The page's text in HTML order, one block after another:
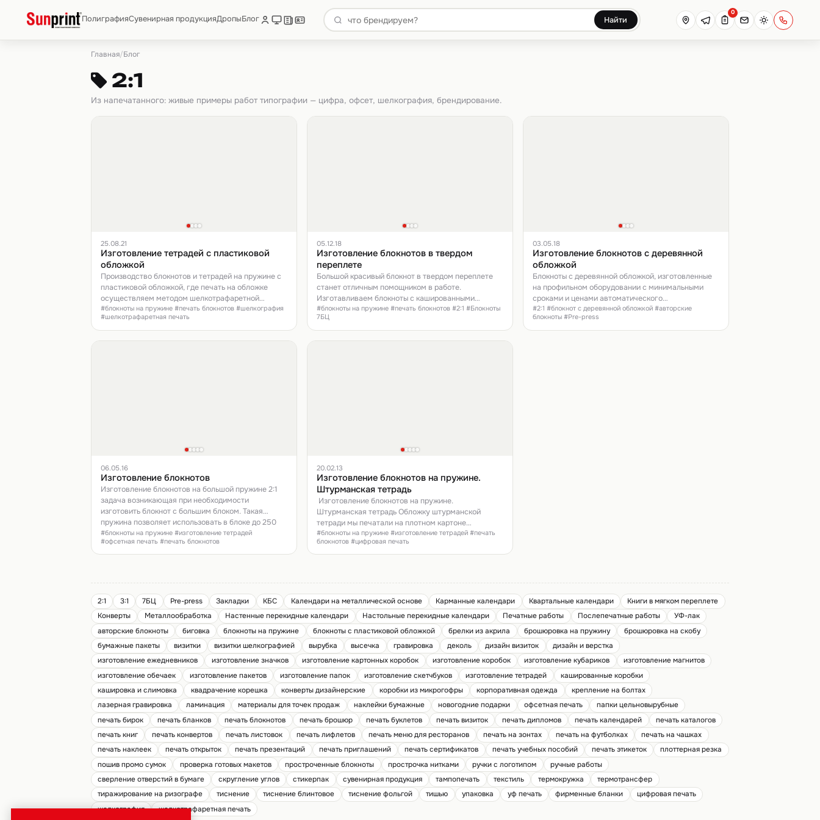
ПолиграфияСувенирная продукцияДропыБлог Найти
0
Главная/Блог
2:1
Из напечатанного: живые примеры работ типографии — цифра, офсет, шелкография, брендирование.
25.08.21
Изготовление тетрадей с пластиковой
обложкой
Производство блокнотов и тетрадей на пружине с
пластиковой обложкой, где печать на обложке
осуществляем методом шелкотрафаретной
печати.
#блокноты на пружине #печать блокнотов #шелкография
#шелкотрафаретная печать
05.12.18
Изготовление блокнотов в твердом
переплете
Большой красивый блокнот в твердом переплете
станет отличным помощником в работе.
Изготавливаем блокноты с кашированными
обложками твердым переплетом с большим
количеством листов.
#блокноты на пружине #печать блокнотов #2:1 #Блокноты
7БЦ
03.05.18
Изготовление блокнотов с деревянной
обложкой
Блокноты с деревянной обложкой, изготовленные
на профильном оборудовании с минимальными
сроками и ценами автоматического
производственного предприятия - это эксклюзив,
который предлагает типография Sunprint на
московский рынок.
#2:1 #блокнот с деревянной обложкой #авторские
блокноты #Pre-press
06.05.16
Изготовление блокнотов
Изготовление блокнотов на большой пружине 2:1
задача возникающая при необходимости
изготовить блокнот с большим блоком. Такая
пружина позволяет использовать в блоке до 250
листов офсетной бумаги, плотностью 80 г/м2.
#блокноты на пружине #изготовление тетрадей
#офсетная печать #печать блокнотов
20.02.13
Изготовление блокнотов на пружине.
Штурманская тетрадь
Изготовление блокнотов на пружине.
Штурманская тетрадь Обложку штурманской
тетради мы печатали на плотном картоне
полноцветом. В качестве дополнительной защиты
от влаги и легких повреждений, обложка покрыта
слоем матовой ламинации.
#блокноты на пружине #изготовление тетрадей #печать
блокнотов #цифровая печать
2:1 3:1 7БЦ Pre-press Закладки КБС Календари на металлической основе Карманные календари Квартальные календари
Книги в мягком переплете
Конверты
Металлообработка Настенные перекидные календари Настольные перекидные календари Печатные работы Послепечатные работы
УФ-лак
авторские блокноты
биговка блокноты на пружине блокноты с пластиковой обложкой брелки из акрила брошюровка на пружину
брошюровка на скобу
бумажные пакеты
визитки визитки шелкографией вырубка высечка гравировка деколь дизайн визиток
дизайн и верстка
изготовление ежедневников
изготовление значков изготовление картонных коробок изготовление коробок изготовление кубариков
изготовление магнитов
изготовление обечаек
изготовление пакетов изготовление папок изготовление скетчбуков изготовление тетрадей
кашированные коробки
кашировка и слимовка
квадрачение корешка конверты дизайнерские коробки из микрогофры корпоративная одежда
крепление на болтах
лазерная гравировка
ламинация материалы для точек продаж наклейки бумажные новогодние подарки офсетная печать
папки цельновырубные
печать бирок
печать бланков печать блокнотов печать брошюр печать буклетов печать визиток печать дипломов печать календарей
печать каталогов
печать книг
печать конвертов печать листовок печать лифлетов печать меню для ресторанов печать на зонтах печать на футболках
печать на чашках
печать наклеек
печать открыток печать презентаций печать приглашений печать сертификатов печать учебных пособий печать этикеток
плоттерная резка
пошив промо сумок
проверка готовых макетов простроченные блокноты прострочка нитками ручки с логотипом
ручные работы
сверление отверстий в бумаге
скругление углов стикерпак сувенирная продукция тампопечать текстиль термокружка
термотрансфер
тиражирование на ризографе
тиснение тиснение блинтовое тиснение фольгой тишью упаковка уф печать фирменные бланки
цифровая печать
шелкография
шелкотрафаретная печать